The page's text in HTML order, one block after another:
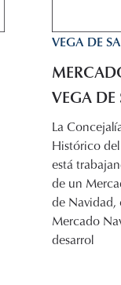
VEGA DE
VEGA
La
Histórico
está
de un
de
Mercado
desarrol